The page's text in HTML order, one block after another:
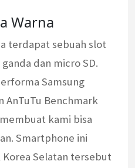
Warna
terdapat sebuah slot
dan micro SD.
Samsung
AnTuTu Benchmark
kami bisa
Smartphone ini
Selatan tersebut